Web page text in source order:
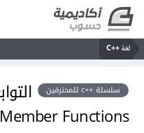
لغة C++‎
سلسلة ++c للمحترفين
Member Functions) في Cpp